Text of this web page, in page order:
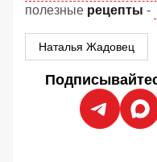
полезные рецепты -
Наталья Жадовец